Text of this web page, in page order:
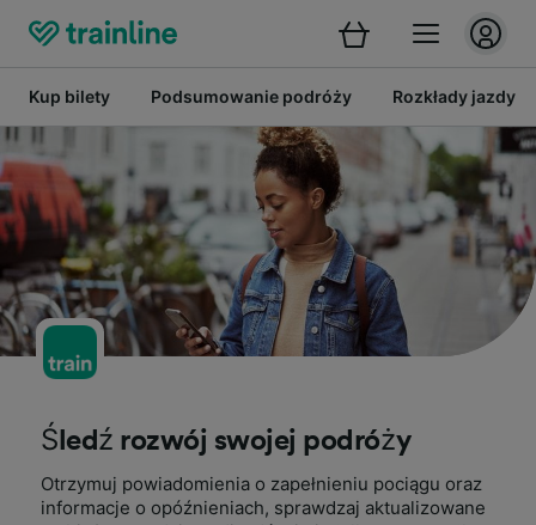
Kup bilety Podsumowanie podróży Rozkłady jazdy
Śledź rozwój swojej podróży
Otrzymuj powiadomienia o zapełnieniu pociągu oraz
informacje o opóźnieniach, sprawdzaj aktualizowane